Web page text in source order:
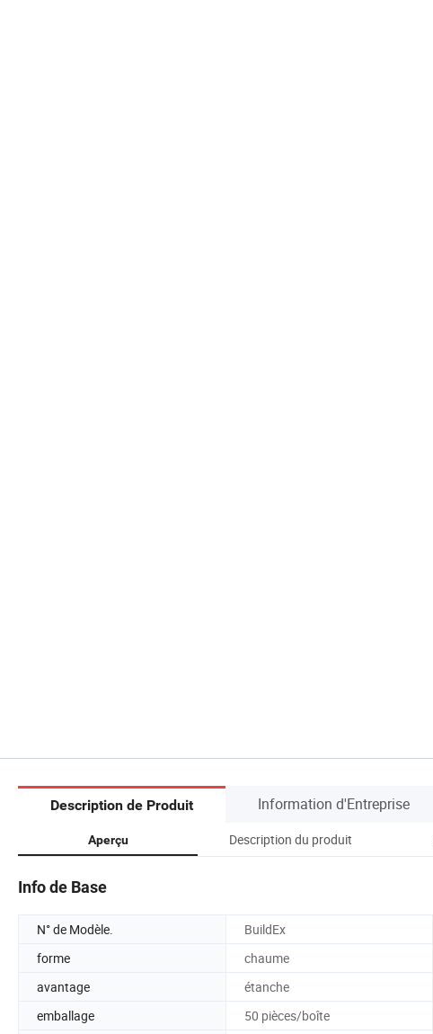
Description de Produit Information d'Entreprise
Aperçu Description du produit
Info de Base
N° de Modèle. BuildEx
forme
chaume
avantage
étanche
emballage
50 pièces/boîte